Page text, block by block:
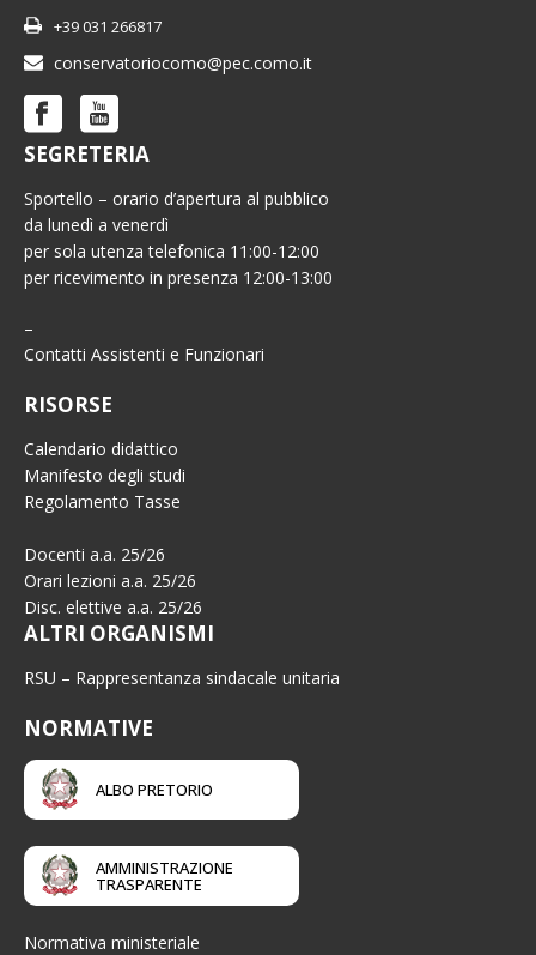
+39 031 266817
conservatoriocomo@pec.como.it
SEGRETERIA
Sportello – orario d’apertura al pubblico
da lunedì a venerdì
per sola utenza telefonica 11:00-12:00
per ricevimento in presenza 12:00-13:00
–
Contatti Assistenti e Funzionari
RISORSE
Calendario didattico
Manifesto degli studi
Regolamento Tasse
Docenti a.a. 25/26
Orari lezioni a.a. 25/26
Disc. elettive a.a. 25/26
ALTRI ORGANISMI
RSU – Rappresentanza sindacale unitaria
NORMATIVE
ALBO PRETORIO
AMMINISTRAZIONE
TRASPARENTE
Normativa ministeriale